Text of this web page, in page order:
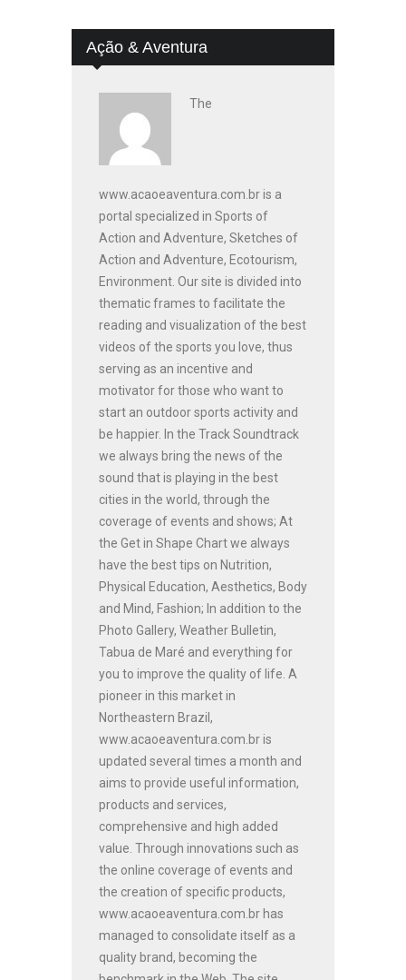
Ação & Aventura
The
www.acaoeaventura.com.br is a
portal specialized in Sports of
Action and Adventure, Sketches of
Action and Adventure, Ecotourism,
Environment. Our site is divided into
thematic frames to facilitate the
reading and visualization of the best
videos of the sports you love, thus
serving as an incentive and
motivator for those who want to
start an outdoor sports activity and
be happier. In the Track Soundtrack
we always bring the news of the
sound that is playing in the best
cities in the world, through the
coverage of events and shows; At
the Get in Shape Chart we always
have the best tips on Nutrition,
Physical Education, Aesthetics, Body
and Mind, Fashion; In addition to the
Photo Gallery, Weather Bulletin,
Tabua de Maré and everything for
you to improve the quality of life. A
pioneer in this market in
Northeastern Brazil,
www.acaoeaventura.com.br is
updated several times a month and
aims to provide useful information,
products and services,
comprehensive and high added
value. Through innovations such as
the online coverage of events and
the creation of specific products,
www.acaoeaventura.com.br has
managed to consolidate itself as a
quality brand, becoming the